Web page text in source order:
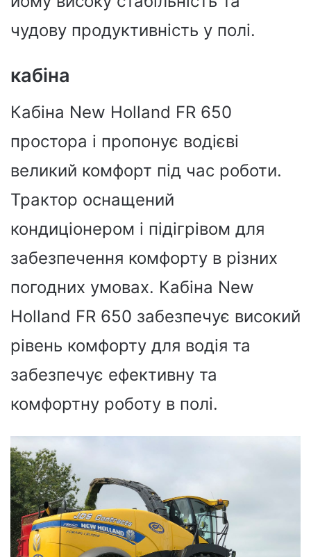
чудову продуктивність у полі.
кабіна
Кабіна New Holland FR 650
простора і пропонує водієві
великий комфорт під час роботи.
Трактор оснащений
кондиціонером і підігрівом для
забезпечення комфорту в різних
погодних умовах. Кабіна New
Holland FR 650 забезпечує високий
рівень комфорту для водія та
забезпечує ефективну та
комфортну роботу в полі.